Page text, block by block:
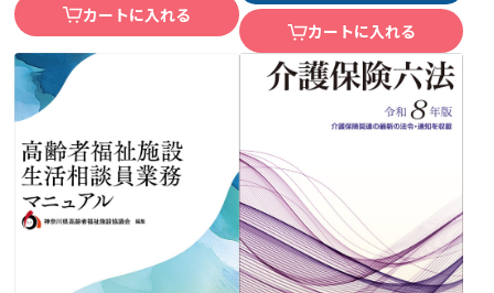
カートに入れる
カートに入れる